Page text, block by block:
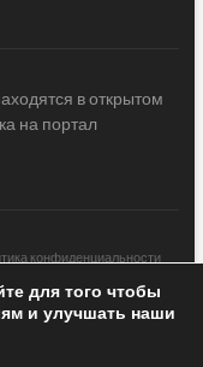
в открытом
на портал
конфиденциальности
All Rights Reserved /
для того чтобы
и улучшать наши